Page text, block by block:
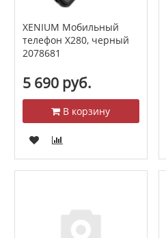
XENIUM Мобильный
телефон Х280, черный
2078681
5 690 руб.
В корзину